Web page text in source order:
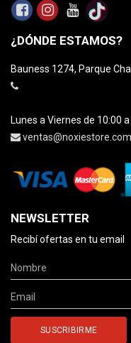
¿DÓNDE ESTAMOS?
Bauness 1274, Parque
Lunes a Viernes de 10:00
ventas@noxiestore.com
NEWSLETTER
Recibí ofertas en tu email